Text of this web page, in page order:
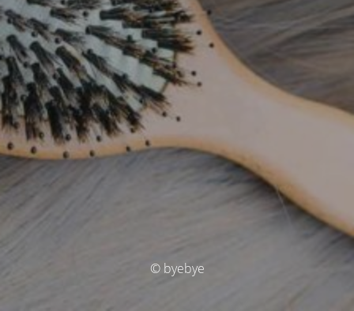
© byebye